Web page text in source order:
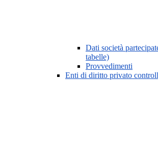
Dati società
tabelle)
Provvedimenti
Enti di diritto privato